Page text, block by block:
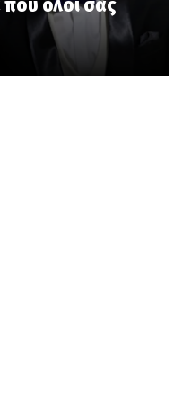
του Ελλαδικού
ΧΡΟΝ...